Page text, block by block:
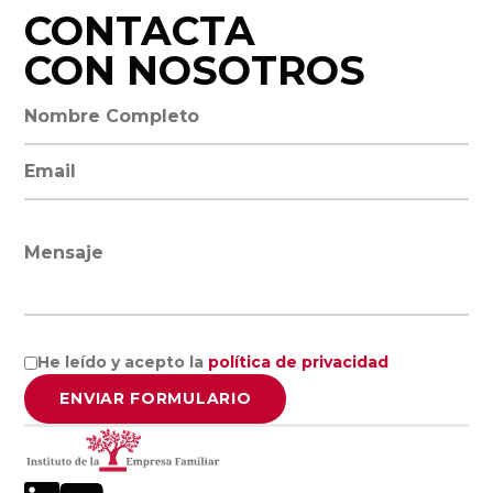
Facultad de
Empresariales
Universidad de
y Dirección de
Empresas,
Universidad de
CONTACTA
CON NOSOTROS
Nombre completo
Dirección de email
Mensaje
He leído y acepto la política de privacidad
ENVIAR FORMULARIO